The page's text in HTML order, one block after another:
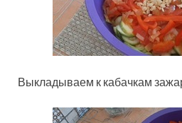
Выкладываем к кабачкам